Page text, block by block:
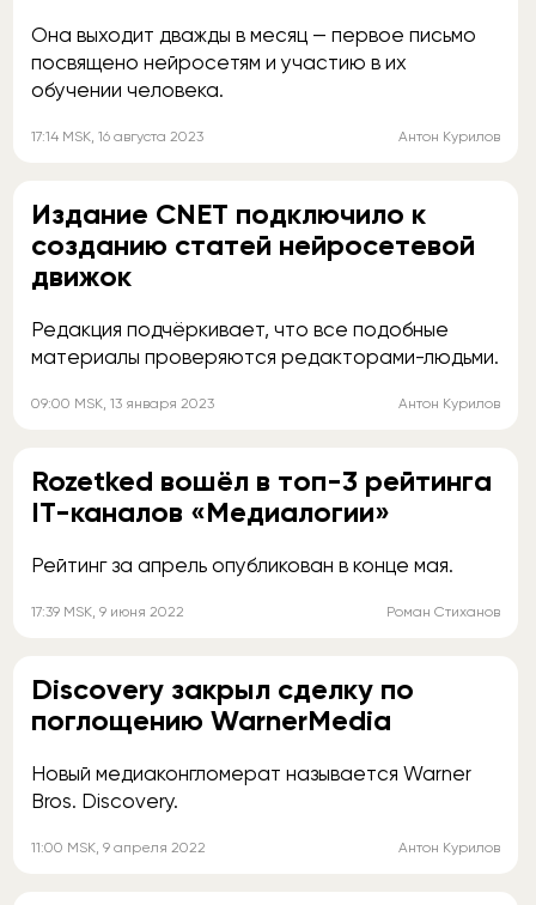
Она выходит дважды в месяц — первое письмо
посвящено нейросетям и участию в их
обучении человека.
17:14 MSK , 16 августа 2023 Антон Курилов
Издание CNET подключило к
созданию статей нейросетевой
движок
Редакция подчёркивает, что все подобные
материалы проверяются редакторами-людьми.
09:00 MSK , 13 января 2023 Антон Курилов
Rozetked вошёл в топ-3 рейтинга
IT-каналов «Медиалогии»
Рейтинг за апрель опубликован в конце мая.
17:39 MSK , 9 июня 2022 Роман Стиханов
Discovery закрыл сделку по
поглощению WarnerMedia
Новый медиаконгломерат называется Warner
Bros. Discovery.
11:00 MSK , 9 апреля 2022 Антон Курилов